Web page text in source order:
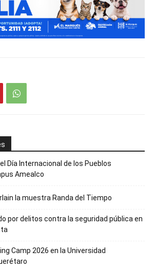
Día Internacional de los Pueblos
Amealco
la muestra Randa del Tiempo
por delitos contra la seguridad pública en
Camp 2026 en la Universidad